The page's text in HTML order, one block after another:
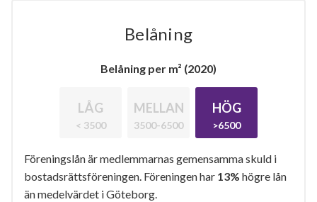
Belåning
Belåning per m² (2020)
LÅG
< 3500
MELLAN
3500-6500
HÖG
>6500
Föreningslån är medlemmarnas gemensamma skuld i
bostadsrättsföreningen. Föreningen har 13% högre lån
än medelvärdet i Göteborg.